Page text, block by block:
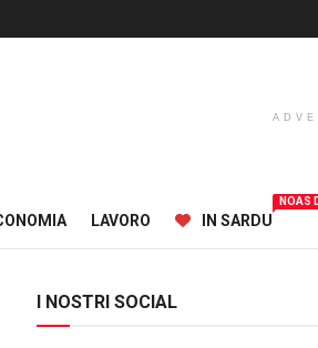
LAVORO IN SARDU
NOAS
I NOSTRI SOCIAL